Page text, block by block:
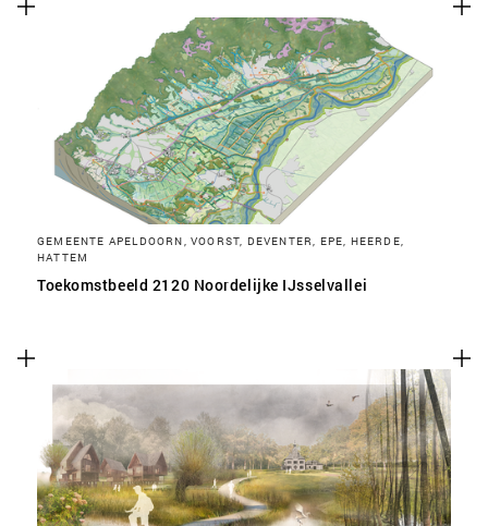
GEMEENTE APELDOORN, VOORST, DEVENTER, EPE, HEERDE,
HATTEM
Toekomstbeeld 2120 Noordelijke IJsselvallei